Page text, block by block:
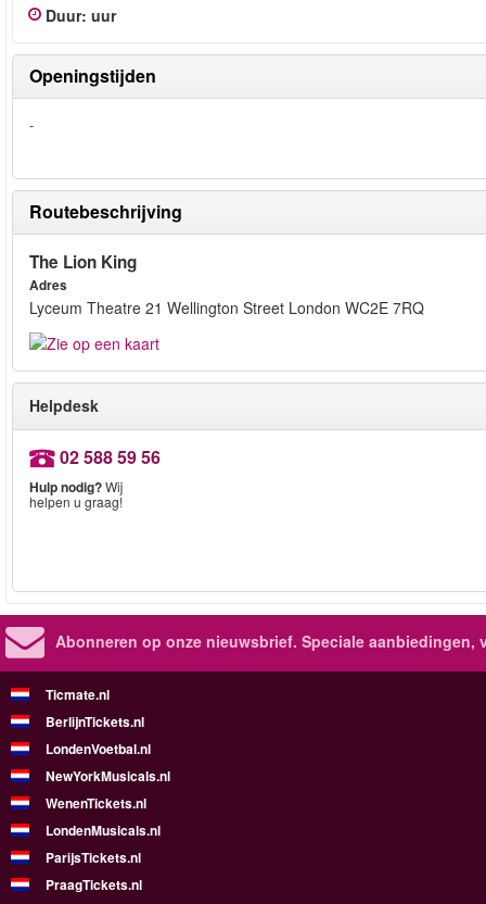
Duur: uur
Openingstijden
-
Routebeschrijving
The Lion King
Adres
Lyceum Theatre 21 Wellington Street London WC2E 7RQ
Helpdesk
02 588 59 56
Hulp nodig?Wij
helpen u graag!
Abonneren op onze nieuwsbrief. Speciale aanbiedingen,
Ticmate.nl
BerlijnTickets.nl
LondenVoetbal.nl
NewYorkMusicals.nl
WenenTickets.nl
LondenMusicals.nl
ParijsTickets.nl
PraagTickets.nl